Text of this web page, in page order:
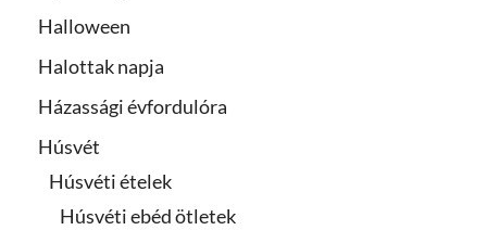
Halloween
Halottak napja
Házassági évfordulóra
Húsvét
Húsvéti ételek
Húsvéti ebéd ötletek